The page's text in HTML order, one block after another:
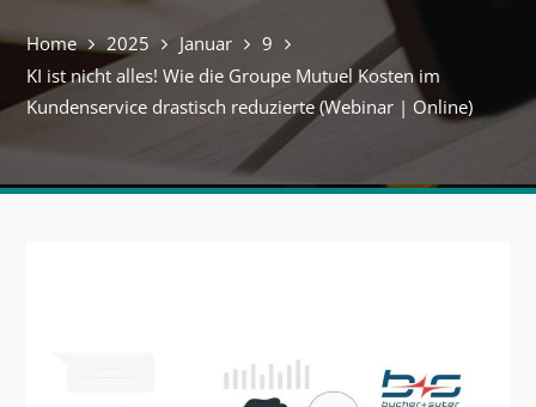
Home 2025 Januar
9
KI ist nicht alles! Wie die Groupe Mutuel Kosten im
Kundenservice drastisch reduzierte (Webinar | Online)